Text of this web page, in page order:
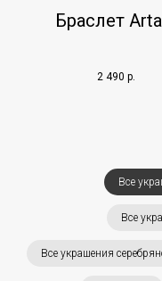
Браслет
2 490 р.
Все
Все
Все украшения